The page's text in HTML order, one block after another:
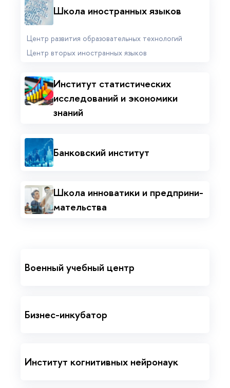
Школа иностранных языков
Центр развития образовательных технологий
Центр вторых иностранных языков
Институт статистических
исследований и экономики
знаний
Банковский институт
Школа инноватики и пред­при­ни­
мательства
Военный учебный центр
Бизнес-инкубатор
Институт когнитивных нейронаук